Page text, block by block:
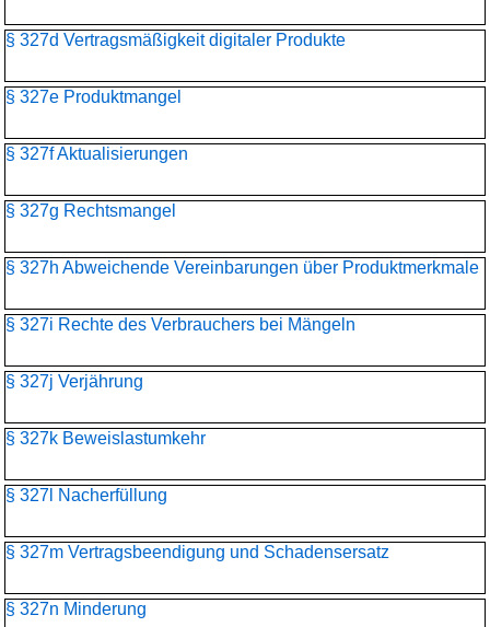
§ 327d Vertragsmäßigkeit digitaler Produkte
§ 327e Produktmangel
§ 327f Aktualisierungen
§ 327g Rechtsmangel
§ 327h Abweichende Vereinbarungen über Produktmerkmale
§ 327i Rechte des Verbrauchers bei Mängeln
§ 327j Verjährung
§ 327k Beweislastumkehr
§ 327l Nacherfüllung
§ 327m Vertragsbeendigung und Schadensersatz
§ 327n Minderung